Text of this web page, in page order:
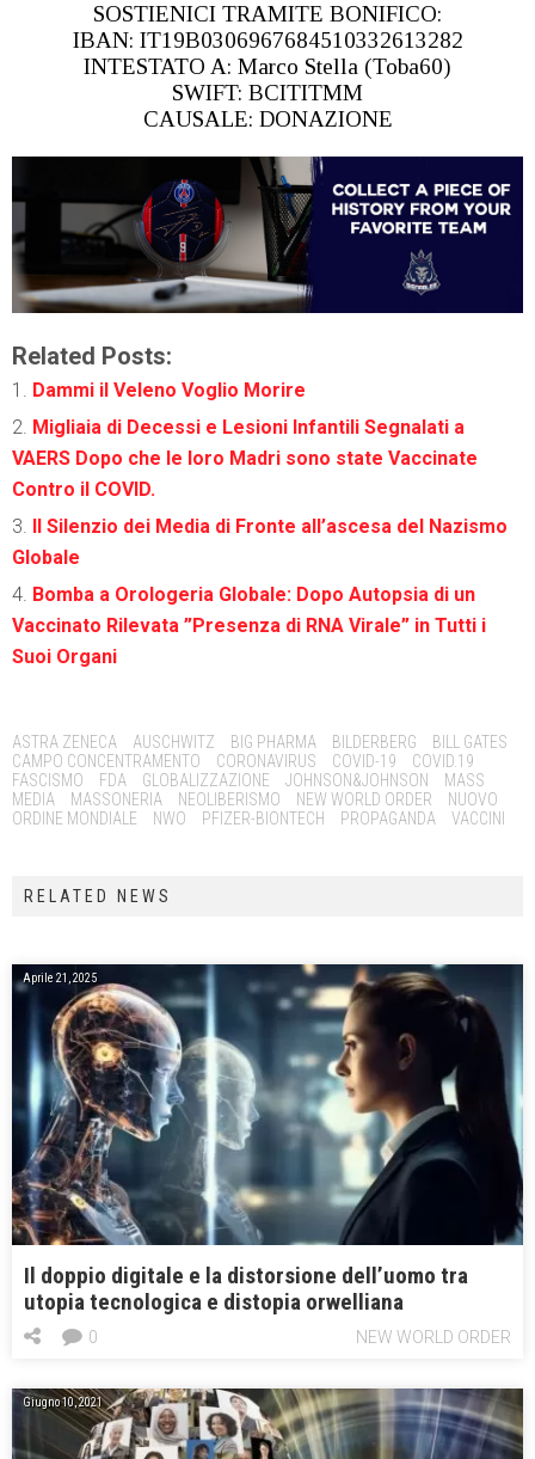
SOSTIENICI TRAMITE BONIFICO:
IBAN: IT19B0306967684510332613282
INTESTATO A: Marco Stella (Toba60)
SWIFT: BCITITMM
CAUSALE: DONAZIONE
Related Posts:
Dammi il Veleno Voglio Morire
Migliaia di Decessi e Lesioni Infantili Segnalati a
VAERS Dopo che le loro Madri sono state Vaccinate
Contro il COVID.
Il Silenzio dei Media di Fronte all’ascesa del Nazismo
Globale
Bomba a Orologeria Globale: Dopo Autopsia di un
Vaccinato Rilevata ”Presenza di RNA Virale” in Tutti i
Suoi Organi
Tags:
ASTRA ZENECA AUSCHWITZ BIG PHARMA BILDERBERG
BILL GATES
CAMPO CONCENTRAMENTO
CORONAVIRUS COVID-19
COVID.19
FASCISMO
FDA GLOBALIZZAZIONE JOHNSON&JOHNSON
MASS
MEDIA
MASSONERIA NEOLIBERISMO NEW WORLD ORDER
NUOVO
ORDINE MONDIALE
NWO PFIZER-BIONTECH PROPAGANDA VACCINI
RELATED NEWS
Aprile 21, 2025
Il doppio digitale e la distorsione dell’uomo tra
utopia tecnologica e distopia orwelliana
NEW WORLD ORDER
0
Giugno 10, 2021